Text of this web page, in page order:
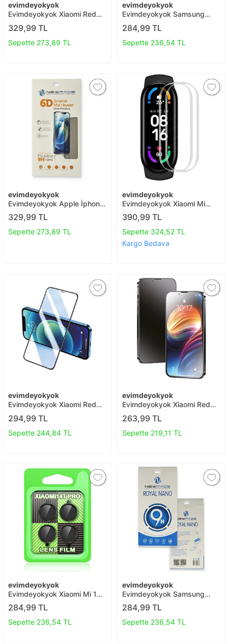
evimdeyokyok
Evimdeyokyok Xiaomi Redmi
Note 9 Pro 6d Mat Seramik
Hayalet Nano Ekran
Koruyucu T20
329,99 TL
Sepette 273,89 TL
evimdeyokyok
Evimdeyokyok Samsung
Galaxy S25 Plus Raze Metal
Kamera Lens - Mavi T20
284,99 TL
Sepette 236,54 TL
evimdeyokyok
Evimdeyokyok Apple İphone
12 Pro 6d Mat Seramik
Hayalet Nano Ekran
Koruyucu T20
329,99 TL
Sepette 273,89 TL
evimdeyokyok
Evimdeyokyok Xiaomi Mi
Band 7 Polymer Nano Ekran
Koruyucu - Şeffaf T20
390,99 TL
Sepette 324,52 TL
Kargo Bedava
evimdeyokyok
Evimdeyokyok Xiaomi Redmi
Note 8 Pro 3d Antistatik
Seramik Nano Ekran
Koruyucu T20
294,99 TL
Sepette 244,84 TL
evimdeyokyok
Evimdeyokyok Xiaomi Redmi
Note 8 Pro 3d Antistatik Mat
Seramik Nano Ekran
Koruyucu T20
263,99 TL
Sepette 219,11 TL
evimdeyokyok
Evimdeyokyok Xiaomi Mi 14t
Pro Raze Metal Kamera Lens
- Siyah T20
284,99 TL
Sepette 236,54 TL
evimdeyokyok
Evimdeyokyok Samsung
Galaxy A51 Royal Nano
Ekran Koruyucu T20
284,99 TL
Sepette 236,54 TL